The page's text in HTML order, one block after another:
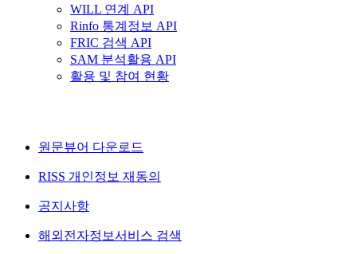
WILL 연계 API
Rinfo 통계정보 API
FRIC 검색 API
SAM 분석활용 API
활용 및 참여 현황
원문뷰어 다운로드
RISS 개인정보 재동의
공지사항
해외전자정보서비스 검색